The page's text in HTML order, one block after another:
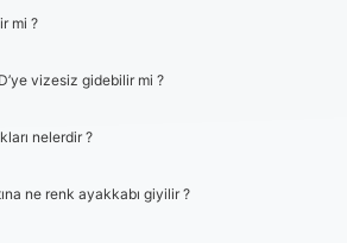
mi ?
vizesiz gidebilir mi ?
nelerdir ?
ne renk ayakkabı giyilir ?